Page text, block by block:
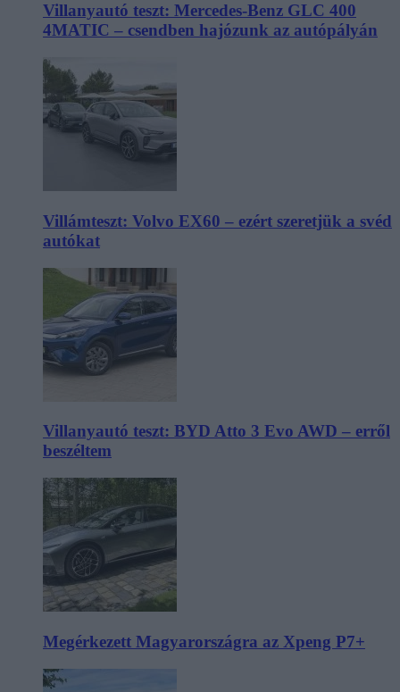
Villanyautó teszt: Mercedes-Benz GLC 400
4MATIC – csendben hajózunk az autópályán
Villámteszt: Volvo EX60 – ezért szeretjük a svéd
autókat
Villanyautó teszt: BYD Atto 3 Evo AWD – erről
beszéltem
Megérkezett Magyarországra az Xpeng P7+